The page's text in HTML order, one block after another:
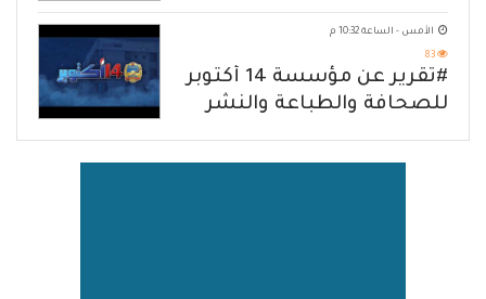
يكشف حصار الحوثي للشعب
الأمس - الساعة 10:32 م
83
#تقرير عن مؤسسة 14 أكتوبر
للصحافة والطباعة والنشر